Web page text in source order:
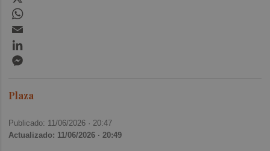
Plaza
Publicado: 11/06/2026 · 20:47
Actualizado: 11/06/2026 · 20:49